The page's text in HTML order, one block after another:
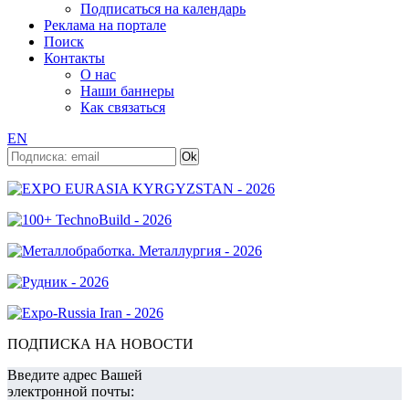
Подписаться на календарь
Реклама на портале
Поиск
Контакты
О нас
Наши баннеры
Как связаться
EN
ПОДПИСКА НА НОВОСТИ
Введите адрес Вашей
электронной почты: